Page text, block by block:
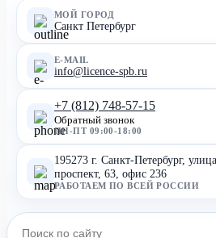
МОЙ ГОРОД
Санкт Петербург
E-MAIL
info@licence-spb.ru
+7 (812) 748-57-15
Обратный звонок
ПН-ПТ 09:00-18:00
195273 г. Санкт-Петербург,
проспект, 63, офис 236
РАБОТАЕМ ПО ВСЕЙ РОССИИ